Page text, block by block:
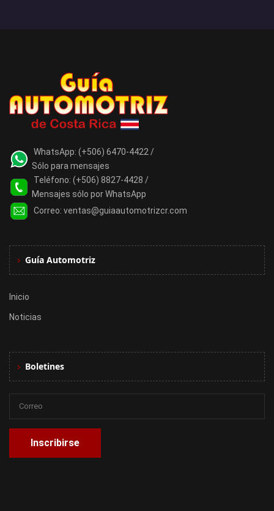
WhatsApp: (+506) 6470-4422 /
Sólo para mensajes
Teléfono: (+506) 8827-4428 /
Mensajes sólo por WhatsApp
Correo: ventas@guiaautomotrizcr.com
Guía Automotriz
Inicio
Noticias
Boletines